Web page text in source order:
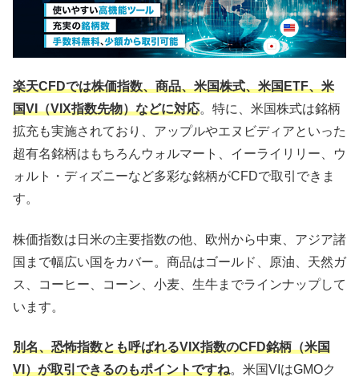
楽天CFDでは株価指数、商品、米国株式、米国ETF、米
国VI（VIX指数先物）などに対応。特に、米国株式は銘柄
拡充も実施されており、アップルやエヌビディアといった
超有名銘柄はもちろんウォルマート、イーライリリー、ウ
ォルト・ディズニーなど多彩な銘柄がCFDで取引できま
す。
株価指数は日米の主要指数の他、欧州から中東、アジア諸
国まで幅広い国をカバー。商品はゴールド、原油、天然ガ
ス、コーヒー、コーン、小麦、生牛までラインナップして
います。
別名、恐怖指数とも呼ばれるVIX指数のCFD銘柄（米国
VI）が取引できるのもポイントですね。米国VIはGMOク